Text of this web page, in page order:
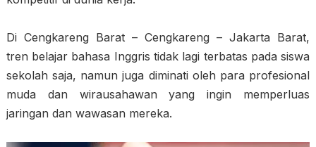
Di Cengkareng Barat – Cengkareng – Jakarta Barat,
tren belajar bahasa Inggris tidak lagi terbatas pada siswa
sekolah saja, namun juga diminati oleh para profesional
muda dan wirausahawan yang ingin memperluas
jaringan dan wawasan mereka.